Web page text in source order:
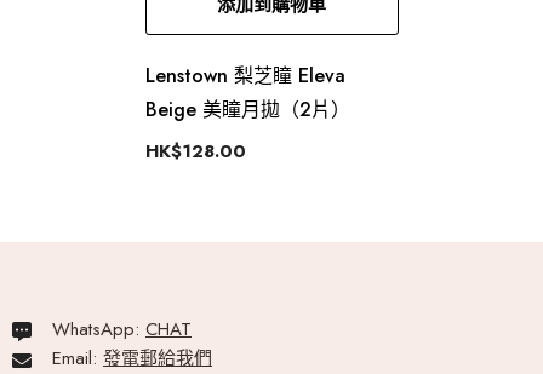
添加到購物車
Lenstown 梨芝瞳 Eleva
Beige 美瞳月拋（2片）
HK$128.00
WhatsApp: CHAT
Email: 發電郵給我們